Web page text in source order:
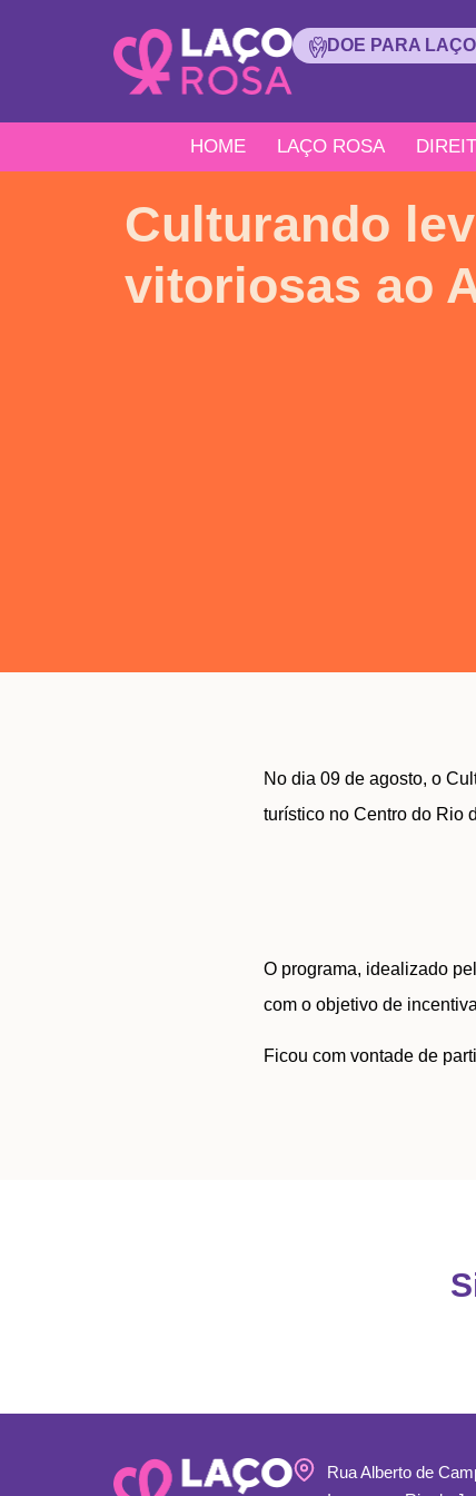
DOE PARA
HOME LAÇO ROSA
Culturando
vitoriosas ao
No dia 09 de agosto, o
turístico no Centro do Rio
O programa, idealizado
com o objetivo de
Ficou com vontade de
Rua Alberto de